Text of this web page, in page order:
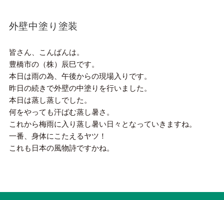
外壁中塗り塗装
皆さん、こんばんは。
豊橋市の（株）辰巳です。
本日は雨の為、午後からの現場入りです。
昨日の続きで外壁の中塗りを行いました。
本日は蒸し蒸しでした。
何をやっても汗ばむ蒸し暑さ。
これから梅雨に入り蒸し暑い日々となっていきますね。
一番、身体にこたえるヤツ！
これも日本の風物詩ですかね。